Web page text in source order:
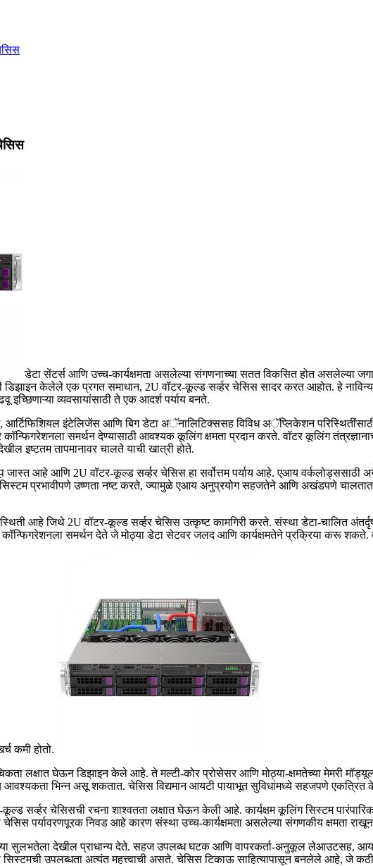
डेटा सेंटर्स आणि उच्च-कार्यक्षमता असलेल्या संगणनाच्या सतत विकसित होत असलेल्या
डिझाइन केलेले एक प्रगत समाधान, 2U वॉटर-कूल्ड सर्व्हर चेसिस सादर करत आहोत. हे
इच्छिणाऱ्या व्यवसायांसाठी ते एक आदर्श पर्याय बनते.
आर्टिफिशियल इंटेलिजेंस आणि बिग डेटा अॅनालिटिक्ससह विविध अॅप्लिकेशन
समर्थन देण्यासाठी आवश्यक कूलिंग क्षमता प्रदान करते. वॉटर कूलिंग
इष्टतम तापमानावर चालते याची खात्री होते.
जास्त आहे आणि 2U वॉटर-कूल्ड सर्व्हर चेसिस हा सर्वोत्तम पर्याय आहे. एआय
प्रभावीपणे उष्णता नष्ट करते, ज्यामुळे एआय अनुप्रयोग सहजतेने आणि अखंडपणे
आहे जिथे 2U वॉटर-कूल्ड सर्व्हर चेसिस उत्कृष्ट कामगिरी करते. संस्था डेटा-चालित
समर्थन देते जे मोठ्या डेटा सेटवर जलद आणि कार्यक्षमतेने प्रक्रिया करू
कमी होतो.
लक्षात घेऊन डिझाइन केले आहे. ते मल्टी-कोर प्रोसेसर आणि मोठ्या-क्षमतेच्या मेमरी
आवश्यकता भिन्न असू शकतात. चेसिस विद्यमान आयटी पायाभूत सुविधांमध्ये सहजपणे
कूल्ड सर्व्हर चेसिसची रचना शाश्वतता लक्षात घेऊन केली आहे. कार्यक्षम कूलिंग सिस्टम
पर्यावरणपूरक निवड आहे कारण संस्था उच्च-कार्यक्षमता असलेल्या संगणकीय क्षमता
सुलभतेला देखील प्राधान्य देते. सहज उपलब्ध घटक आणि वापरकर्ता-अनुकूल लेआउटसह,
उपलब्धता अत्यंत महत्त्वाची असते. चेसिस टिकाऊ साहित्यापासून बनलेले आहे, जे